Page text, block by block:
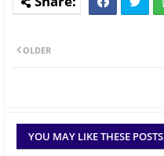
OLDER
YOU MAY LIKE THESE POSTS